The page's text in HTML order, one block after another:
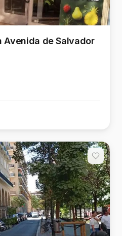
Avenida de Salvador